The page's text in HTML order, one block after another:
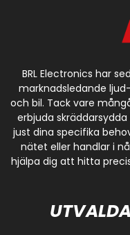
BRL Electronics har
marknadsledande
och bil. Tack vare
erbjuda
just dina specifika
nätet eller handlar i
hjälpa dig att hitta